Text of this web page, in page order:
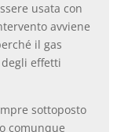
usata con
avviene
il gas
effetti
sottoposto
comunque